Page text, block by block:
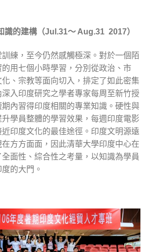
識的建構（Jul.31～ Aug.31 2017）
練，至今仍然感觸極深。對於一個陌
用七個小時學習，分別從政治、市
、宗教等面向切入，排定了如此密集
入印度研究之學者專家每周至新竹授
內習得印度相關的專業知識。硬性與
學員整體的學習效果，每週印度電影
印度文化的最佳途徑。印度文明源遠
方方面面，因此清華大學印度中心在
面性、綜合性之考量，以知識為學員
的大門。